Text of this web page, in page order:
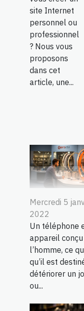
site Internet
personnel ou
professionnel
? Nous vous
proposons
dans cet
article, une...
Mercredi 5
2022
Un téléphone
appareil
l’homme, ce
qu’il est
détériorer un
ou...